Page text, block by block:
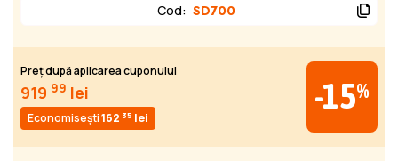
Cod: SD700
Preț după aplicarea cuponului
919 99 lei
Economisești162 35 lei
-15%